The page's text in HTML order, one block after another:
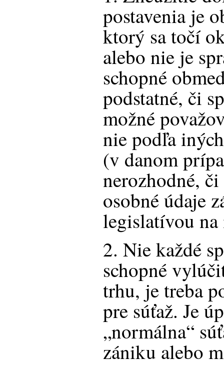
postavenia je
ktorý sa točí
alebo nie je
schopné
podstatné, či
možné
nie podľa
(v danom
nerozhodné,
osobné údaje
legislatívou
2. Nie každé
schopné
trhu, je treba
pre súťaž. Je
„normálna“
zániku alebo